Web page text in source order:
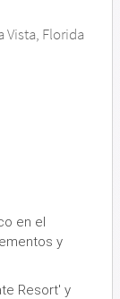
Vista, Florida
en el
y
Resort' y